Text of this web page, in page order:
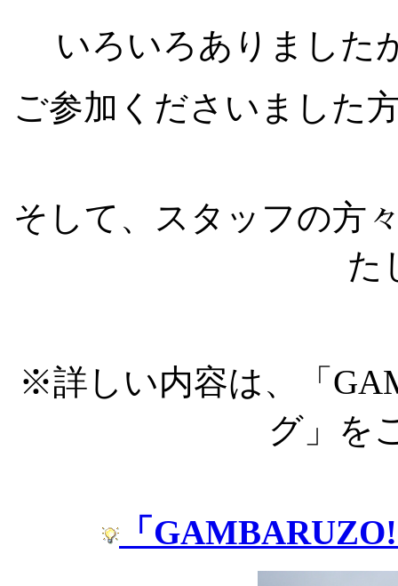
いろいろありました
ご参加くださいました
そして、スタッフの方
た
※詳しい内容は、「
グ」を
「